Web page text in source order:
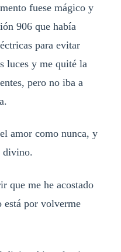
fuese mágico y
906 que había
para evitar
luces y me quité la
pero no iba a
amor como nunca, y
divino.
que me he acostado
está por volverme